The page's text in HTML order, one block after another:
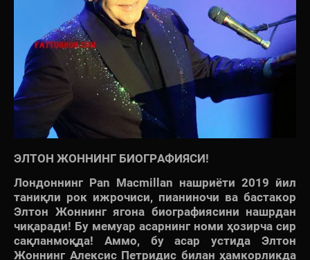
ЭЛТОН ЖОННИНГ БИОГРАФИЯСИ!
Лондоннинг Pan Macmillan нашриёти 2019 йил
таниқли рок ижрочиси, пианиночи ва бастакор
Элтон Жоннинг ягона биографиясини нашрдан
чиқаради! Бу мемуар асарнинг номи ҳозирча сир
сақланмоқда! Аммо, бу асар устида Элтон
Жоннинг Алексис Петридис билан ҳамкорликда